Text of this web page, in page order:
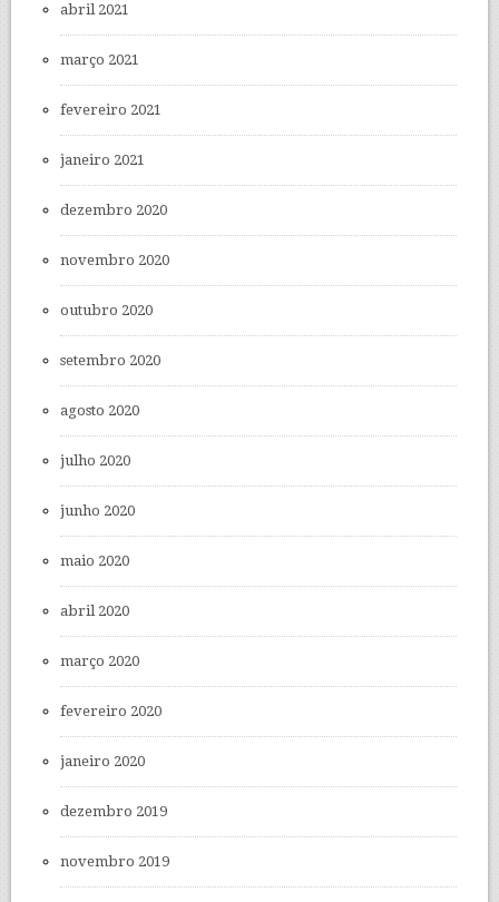
abril 2021
março 2021
fevereiro 2021
janeiro 2021
dezembro 2020
novembro 2020
outubro 2020
setembro 2020
agosto 2020
julho 2020
junho 2020
maio 2020
abril 2020
março 2020
fevereiro 2020
janeiro 2020
dezembro 2019
novembro 2019